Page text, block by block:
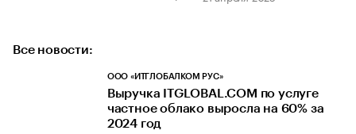
Все новости:
ООО «ИТГЛОБАЛКОМ РУС»
Выручка ITGLOBAL.COM по услуге
частное облако выросла на 60% за
2024 год